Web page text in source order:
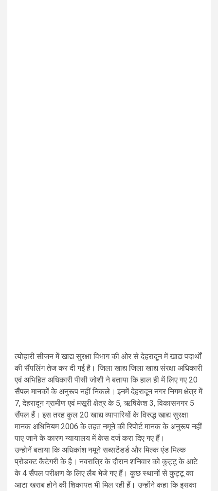
त्योहारी सीजन में खाद्य सुरक्षा विभाग की ओर से देहरादून में खाद्य पदार्थों
की सैंपलिंग तेज कर दी गई है। जिला खाद्य जिला खाद्य संरक्षा अधिकारी
एवं अभिहित अधिकारी पीसी जोशी ने बताया कि हाल ही में लिए गए 20
सैंपल मानकों के अनुरूप नहीं निकले। इनमें देहरादून नगर निगम क्षेत्र में
7, देहरादून ग्रामीण एवं मसूरी क्षेत्र के 5, ऋषिकेश 3, विकासनगर 5
सैंपल हैं। इस तरह कुल 20 खाद्य व्यापारियों के विरुद्ध खाद्य सुरक्षा
मानक अधिनियम 2006 के तहत नमूने की रिपोर्ट मानक के अनुरूप नहीं
पाए जाने के कारण न्यायालय में केस दर्ज करा दिए गए हैं।
उन्होनें बताया कि अधिकांश नमूने सब्सटेंडर्ड और मिल्क एंड मिल्क
प्रोडक्ट कैटेगरी के है। नवरात्रि के दौरान शनिवार को कुट्टू के आटे
के 4 सैंपल परीक्षण के लिए लैब भेजे गए हैं। कुछ स्थानों से कुट्टू का
आटा खराब होने की शिकायत भी मिल रही हैं। उन्होंने कहा कि इसका